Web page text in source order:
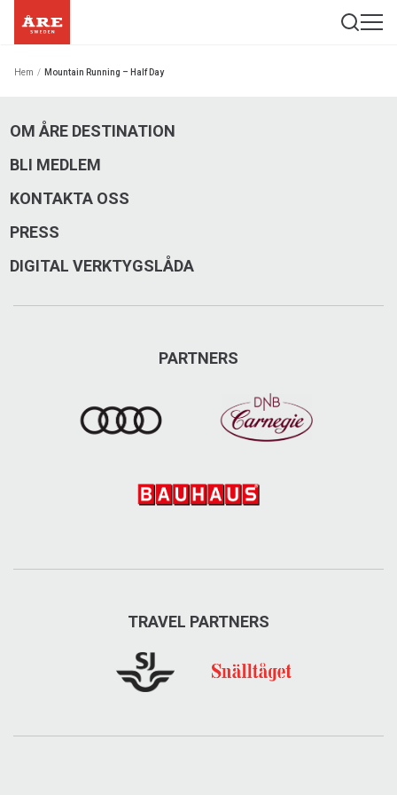
Hem / Mountain Running – Half Day
OM ÅRE DESTINATION
BLI MEDLEM
KONTAKTA OSS
PRESS
DIGITAL VERKTYGSLÅDA
PARTNERS
TRAVEL PARTNERS